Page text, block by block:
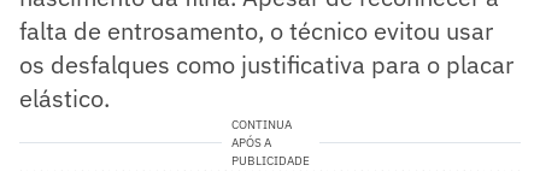
falta de entrosamento, o técnico evitou usar
os desfalques como justificativa para o placar
elástico.
CONTINUA
APÓS A
PUBLICIDADE